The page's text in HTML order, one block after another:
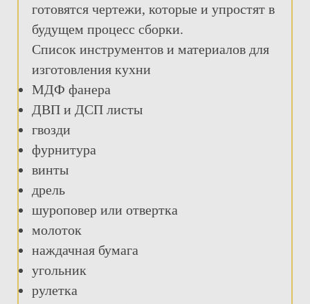
готовятся чертежи, которые и упростят в
будущем процесс сборки.
Список инструментов и материалов для
изготовления кухни
МДФ фанера
ДВП и ДСП листы
гвозди
фурнитура
винты
дрель
шуроповер или отвертка
молоток
наждачная бумага
угольник
рулетка